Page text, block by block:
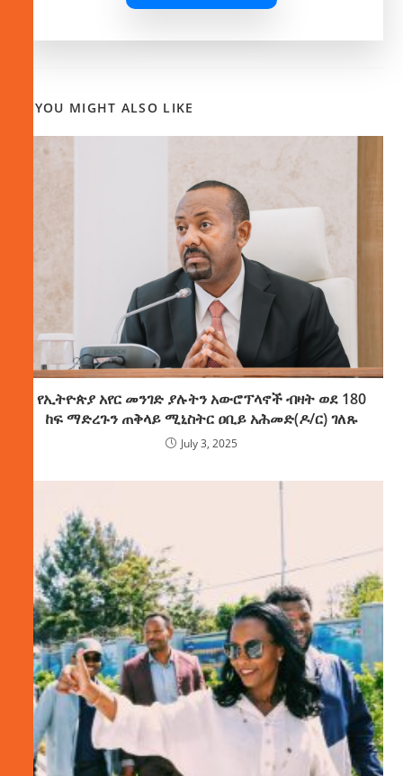
YOU MIGHT ALSO LIKE
የኢትዮጵያ አየር መንገድ ያሉትን አውሮፕላኖች ብዛት ወደ 180
ከፍ ማድረጉን ጠቅላይ ሚኒስትር ዐቢይ አሕመድ(ዶ/ር) ገለጹ
July 3, 2025